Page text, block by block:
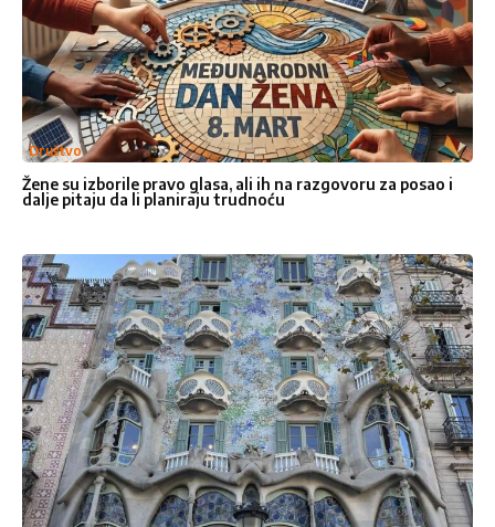
Pošalji poruku
Društvo
Žene su izborile pravo glasa, ali ih na razgovoru za posao i
dalje pitaju da li planiraju trudnoću